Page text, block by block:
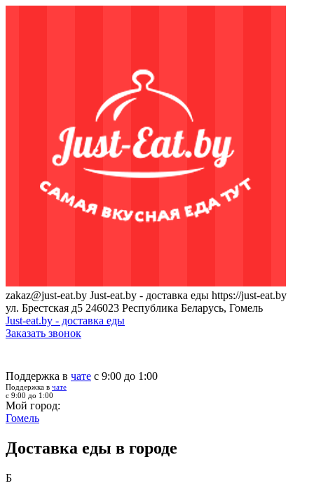
zakaz@just-eat.by Just-eat.by - доставка еды https://just-eat.by
ул. Брестская д5 246023 Республика Беларусь, Гомель
Just-eat.by - доставка еды
Заказать звонок
Поддержка в чате с 9:00 до 1:00
Поддержка в чате
с 9:00 до 1:00
Мой город:
Гомель
Доставка еды в городе
Б